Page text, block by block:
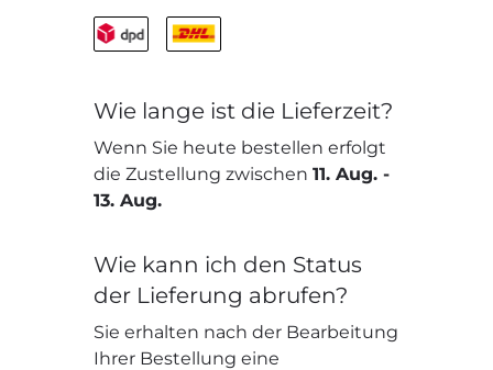
Wie lange ist die Lieferzeit?
Wenn Sie heute bestellen erfolgt
die Zustellung zwischen11. Aug. -
13. Aug.
Wie kann ich den Status
der Lieferung abrufen?
Sie erhalten nach der Bearbeitung
Ihrer Bestellung eine